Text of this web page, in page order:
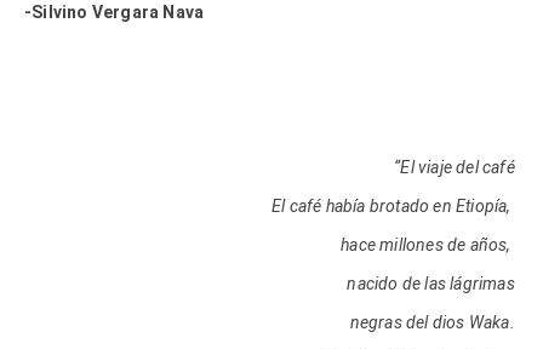
-Silvino Vergara Nava
“El viaje del café
El café había brotado en Etiopía,
hace millones de años,
nacido de las lágrimas
negras del dios Waka.